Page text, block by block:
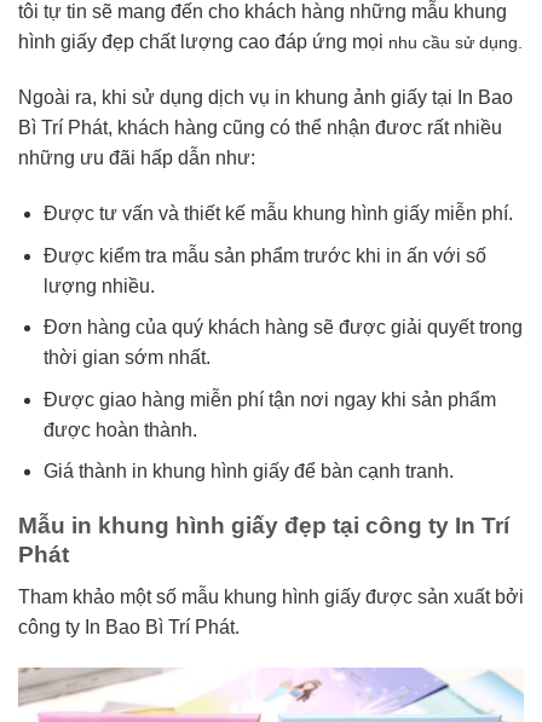
tôi tự tin sẽ mang đến cho khách hàng những mẫu khung
hình giấy đẹp chất lượng cao đáp ứng mọi nhu cầu sử dụng.
Ngoài ra, khi sử dụng dịch vụ in khung ảnh giấy tại In Bao
Bì Trí Phát, khách hàng cũng có thể nhận đươc rất nhiều
những ưu đãi hấp dẫn như:
Được tư vấn và thiết kế mẫu khung hình giấy miễn phí.
Được kiểm tra mẫu sản phẩm trước khi in ấn với số
lượng nhiều.
Đơn hàng của quý khách hàng sẽ được giải quyết trong
thời gian sớm nhất.
Được giao hàng miễn phí tận nơi ngay khi sản phẩm
được hoàn thành.
Giá thành in khung hình giấy để bàn cạnh tranh.
Mẫu in khung hình giấy đẹp tại công ty In Trí
Phát
Tham khảo một số mẫu khung hình giấy được sản xuất bởi
công ty In Bao Bì Trí Phát.